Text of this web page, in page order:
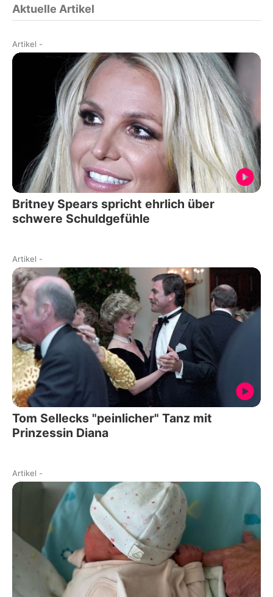
Aktuelle Artikel
Artikel -
Britney Spears spricht ehrlich über
schwere Schuldgefühle
Artikel -
Tom Sellecks "peinlicher" Tanz mit
Prinzessin Diana
Artikel -